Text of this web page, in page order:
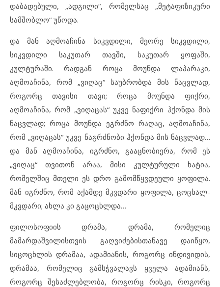
დაბადებული, „ადგილი“, რომელსაც „მეტაფიზიკური
სამშობლო“ უწოდა.
და მან აღმოაჩინა სიკვდილი, მეორე სიკვდილი,
სიკვდილი საკუთარ თავში, საკუთარ ყოფაში,
კულტურაში. რადგან როცა მოუნდა ლაპარაკი,
აღმოაჩინა, რომ „ვიღაც“ საუბრობდა მის ნაცვლად,
როგორც თავისი თავი; როცა მოუნდა ფიქრი,
აღმოაჩინა, რომ „ვიღაცას“ უკვე ნაფიქრი ჰქონდა მის
ნაცვლად; როცა მოუნდა ეგრძნო რაღაც, აღმოაჩინა,
რომ „ვიღაცას“ უკვე ნაგრძნობი ჰქონდა მის ნაცვლად…
და მან აღმოაჩინა, იგრძნო, გააცნობიერა, რომ ეს
„ვიღაც“ თვითონ არაა, მისი კულტურული ხატია,
რომელშიც მთელი ეს დრო გამომწყვდეული ყოფილა.
მან იგრძნო, რომ აქამდე მკვდარი ყოფილა, ცოცხალ-
მკვდარი; ახლა კი გაცოცხლდა…
ფილოსოფიის დრამა, დრამა, რომელიც
მამარდაშვილისთვის გაღვიძებისთანავე დაიწყო,
სიცოცხლის დრამაა, ადამიანის, როგორც ინდივიდის,
დრამაა, რომელიც გამსჭვალავს ყველა ადამიანს,
როგორც შესაძლებლობა, როგორც რისკი, როგორც